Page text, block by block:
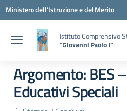
Vai ai contenuti
Vai al menu di navigazione
Vai al footer
Ministero dell'Istruzione e del Merito
Istituto Comprensivo
"Giovanni Paolo I"
Argomento: BES
Educativi Speciali